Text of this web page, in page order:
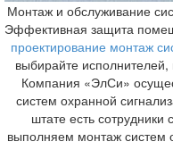
Монтаж и обслуживание
Эффективная защита
проектирование монтаж
выбирайте исполнителей,
Компания «ЭлСи»
систем охранной
штате есть
выполняем монтаж систем